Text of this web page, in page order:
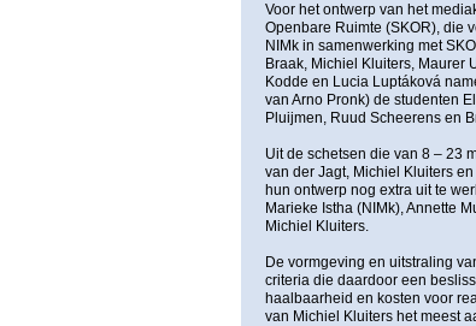
Voor het ontwerp van het
Openbare Ruimte (SKOR), die
NIMk in samenwerking met
Braak, Michiel Kluiters, Maurer
Kodde en Lucia Luptáková
van Arno Pronk) de studenten
Pluijmen, Ruud Scheerens en
Uit de schetsen die van 8 – 23
van der Jagt, Michiel Kluiters
hun ontwerp nog extra uit te
Marieke Istha (NIMk), Annette
Michiel Kluiters.
De vormgeving en uitstraling
criteria die daardoor een
haalbaarheid en kosten voor
van Michiel Kluiters het meest